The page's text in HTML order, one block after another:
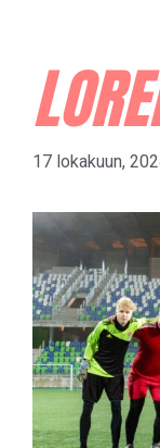
17 lokakuun,